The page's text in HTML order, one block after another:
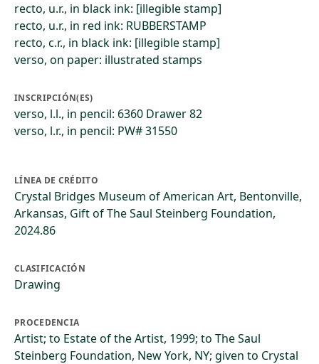
recto, u.r., in black ink: [illegible stamp]
recto, u.r., in red ink: RUBBERSTAMP
recto, c.r., in black ink: [illegible stamp]
verso, on paper: illustrated stamps
INSCRIPCIÓN(ES)
verso, l.l., in pencil: 6360 Drawer 82
verso, l.r., in pencil: PW# 31550
LÍNEA DE CRÉDITO
Crystal Bridges Museum of American Art, Bentonville,
Arkansas, Gift of The Saul Steinberg Foundation,
2024.86
CLASIFICACIÓN
Drawing
PROCEDENCIA
Artist; to Estate of the Artist, 1999; to The Saul
Steinberg Foundation, New York, NY; given to Crystal